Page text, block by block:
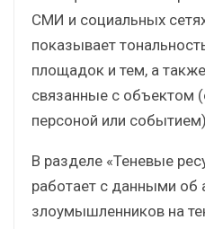
СМИ и социальных
показывает
площадок и тем, а
связанные с объектом
персоной или
В разделе «Теневые
работает с данными об
злоумышленников на